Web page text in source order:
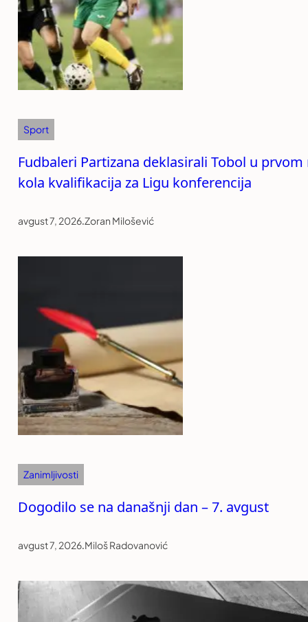
Sport
Fudbaleri Partizana deklasirali Tobol u
kola kvalifikacija za Ligu konferencija
avgust 7, 2026.Zoran Milošević
Zanimljivosti
Dogodilo se na današnji dan – 7. avgust
avgust 7, 2026.Miloš Radovanović